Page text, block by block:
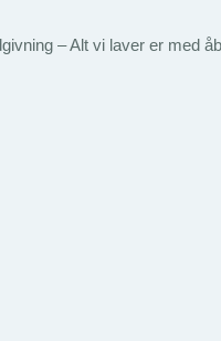
– Alt vi laver er med